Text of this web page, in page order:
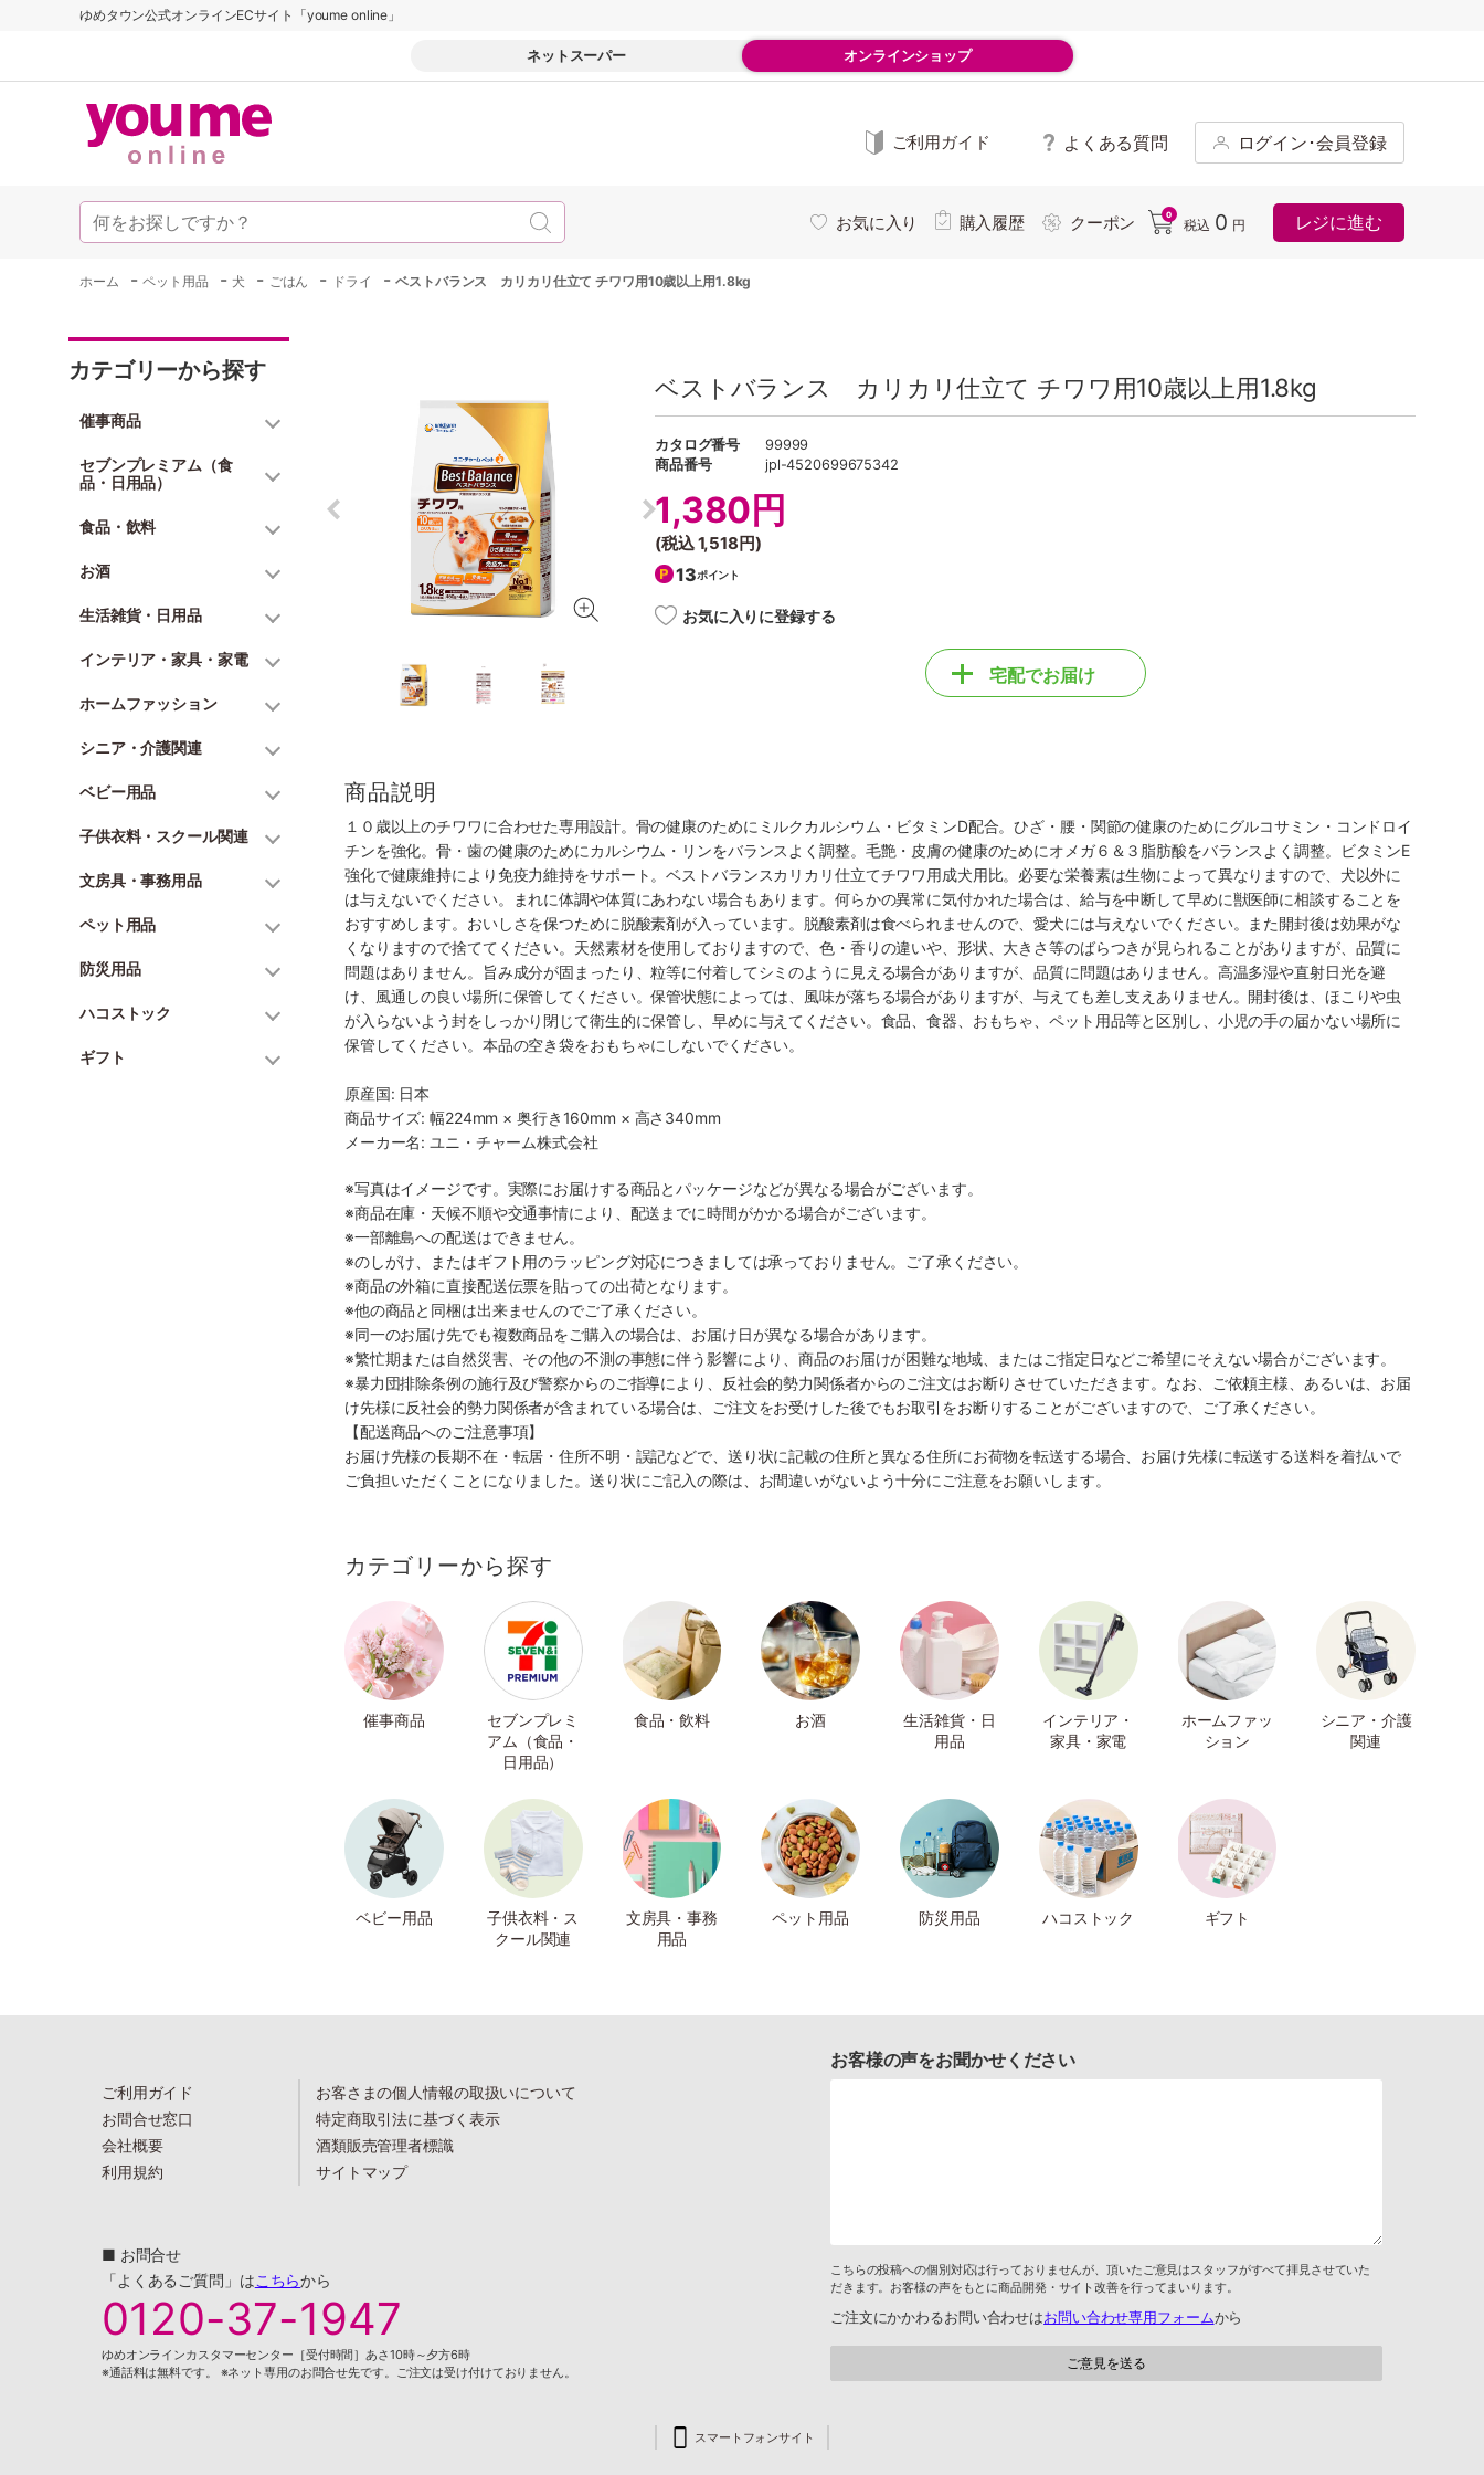
ゆめタウン公式オンラインECサイト「youme online」
ネットスーパー オンラインショップ
ご利用ガイド よくある質問 ログイン･会員登録
お気に入り 購入履歴 クーポン 0
税込 0 円 レジに進む
ホーム -ペット用品 -犬 - ごはん - ドライ -ベストバランス カリカリ仕立て チワワ用10歳以上用1.8kg
カテゴリーから探す
催事商品
セブンプレミアム（食
品・日用品）
食品・飲料
お酒
生活雑貨・日用品
インテリア・家具・家電
ホームファッション
シニア・介護関連
ベビー用品
子供衣料・スクール関連
文房具・事務用品
ペット用品
防災用品
ハコストック
ギフト
ベストバランス カリカリ仕立て チワワ用10歳以上用1.8kg
カタログ番号
99999
商品番号
jpl-4520699675342
1,380円
(税込1,518円)
13ポイント
お気に入りに登録する
宅配でお届け
商品説明
１０歳以上のチワワに合わせた専用設計。骨の健康のためにミルクカルシウム・ビタミンD配合。ひざ・腰・関節の健康のためにグルコサミン・コンドロイ
チンを強化。骨・歯の健康のためにカルシウム・リンをバランスよく調整。毛艶・皮膚の健康のためにオメガ６＆３脂肪酸をバランスよく調整。ビタミンE
強化で健康維持により免疫力維持をサポート。ベストバランスカリカリ仕立てチワワ用成犬用比。必要な栄養素は生物によって異なりますので、犬以外に
は与えないでください。まれに体調や体質にあわない場合もあります。何らかの異常に気付かれた場合は、給与を中断して早めに獣医師に相談することを
おすすめします。おいしさを保つために脱酸素剤が入っています。脱酸素剤は食べられませんので、愛犬には与えないでください。また開封後は効果がな
くなりますので捨ててください。天然素材を使用しておりますので、色・香りの違いや、形状、大きさ等のばらつきが見られることがありますが、品質に
問題はありません。旨み成分が固まったり、粒等に付着してシミのように見える場合がありますが、品質に問題はありません。高温多湿や直射日光を避
け、風通しの良い場所に保管してください。保管状態によっては、風味が落ちる場合がありますが、与えても差し支えありません。開封後は、ほこりや虫
が入らないよう封をしっかり閉じて衛生的に保管し、早めに与えてください。食品、食器、おもちゃ、ペット用品等と区別し、小児の手の届かない場所に
保管してください。本品の空き袋をおもちゃにしないでください。
原産国: 日本
商品サイズ: 幅224mm × 奥行き160mm × 高さ340mm
メーカー名: ユニ・チャーム株式会社
※写真はイメージです。実際にお届けする商品とパッケージなどが異なる場合がございます。
※商品在庫・天候不順や交通事情により、配送までに時間がかかる場合がございます。
※一部離島への配送はできません。
※のしがけ、またはギフト用のラッピング対応につきましては承っておりません。ご了承ください。
※商品の外箱に直接配送伝票を貼っての出荷となります。
※他の商品と同梱は出来ませんのでご了承ください。
※同一のお届け先でも複数商品をご購入の場合は、お届け日が異なる場合があります。
※繁忙期または自然災害、その他の不測の事態に伴う影響により、商品のお届けが困難な地域、またはご指定日などご希望にそえない場合がございます。
※暴力団排除条例の施行及び警察からのご指導により、反社会的勢力関係者からのご注文はお断りさせていただきます。なお、ご依頼主様、あるいは、お届
け先様に反社会的勢力関係者が含まれている場合は、ご注文をお受けした後でもお取引をお断りすることがございますので、ご了承ください。
【配送商品へのご注意事項】
お届け先様の長期不在・転居・住所不明・誤記などで、送り状に記載の住所と異なる住所にお荷物を転送する場合、お届け先様に転送する送料を着払いで
ご負担いただくことになりました。送り状にご記入の際は、お間違いがないよう十分にご注意をお願いします。
カテゴリーから探す
催事商品
セブンプレミ
アム（食品・
日用品）
食品・飲料 お酒
生活雑貨・日
用品
インテリア・
家具・家電
ホームファッ
ション
シニア・介護
関連
ベビー用品
子供衣料・ス
クール関連
文房具・事務
用品
ペット用品 防災用品 ハコストック ギフト
ご利用ガイド
お問合せ窓口
会社概要
利用規約
お客さまの個人情報の取扱いについて
特定商取引法に基づく表示
酒類販売管理者標識
サイトマップ
■ お問合せ
「よくあるご質問」はこちらから
0120-37-1947
ゆめオンラインカスタマーセンター［受付時間］あさ10時～夕方6時
※通話料は無料です。 ※ネット専用のお問合せ先です。ご注文は受け付けておりません。
お客様の声をお聞かせください
こちらの投稿への個別対応は行っておりませんが、頂いたご意見はスタッフがすべて拝見させていた
だきます。お客様の声をもとに商品開発・サイト改善を行ってまいります。
ご注文にかかわるお問い合わせはお問い合わせ専用フォームから
スマートフォンサイト